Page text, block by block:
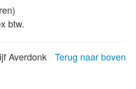
btw.
Terug naar boven
Averdonk